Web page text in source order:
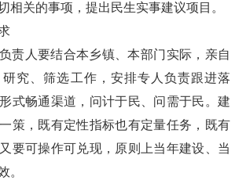
相关的事项，提出民生实事建议项目。
责人要结合本乡镇、本部门实际，亲自
究、筛选工作，安排专人负责跟进落
式畅通渠道，问计于民、问需于民。建
策，既有定性指标也有定量任务，既有
要可操作可兑现，原则上当年建设、当
。